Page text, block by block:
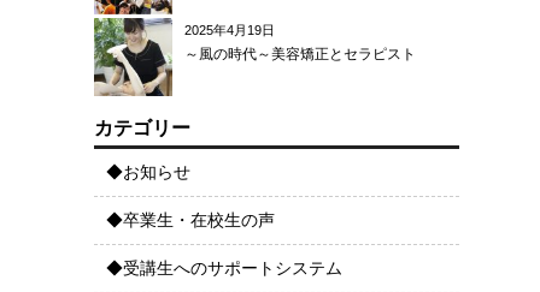
2025年4月19日
～風の時代～美容矯正とセラピスト
カテゴリー
◆お知らせ
◆卒業生・在校生の声
◆受講生へのサポートシステム